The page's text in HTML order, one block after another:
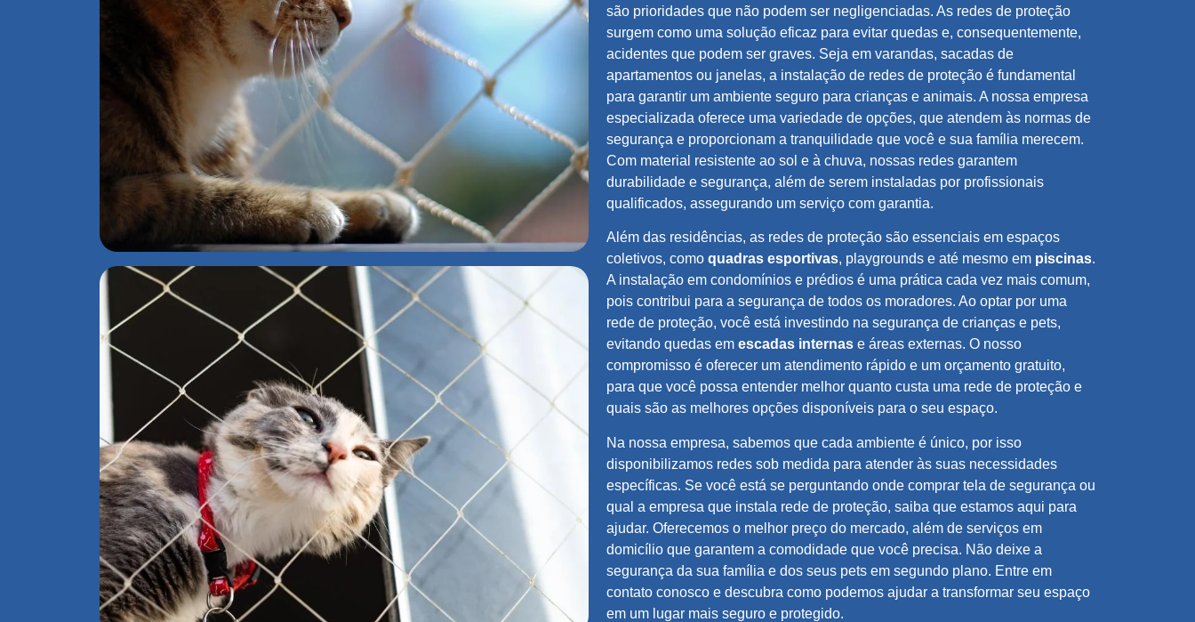
são prioridades que não podem ser negligenciadas. As redes de proteção
surgem como uma solução eficaz para evitar quedas e, consequentemente,
acidentes que podem ser graves. Seja em varandas, sacadas de
apartamentos ou janelas, a instalação de redes de proteção é fundamental
para garantir um ambiente seguro para crianças e animais. A nossa empresa
especializada oferece uma variedade de opções, que atendem às normas de
segurança e proporcionam a tranquilidade que você e sua família merecem.
Com material resistente ao sol e à chuva, nossas redes garantem
durabilidade e segurança, além de serem instaladas por profissionais
qualificados, assegurando um serviço com garantia.
Além das residências, as redes de proteção são essenciais em espaços
coletivos, como quadras esportivas, playgrounds e até mesmo em piscinas.
A instalação em condomínios e prédios é uma prática cada vez mais comum,
pois contribui para a segurança de todos os moradores. Ao optar por uma
rede de proteção, você está investindo na segurança de crianças e pets,
evitando quedas em escadas internas e áreas externas. O nosso
compromisso é oferecer um atendimento rápido e um orçamento gratuito,
para que você possa entender melhor quanto custa uma rede de proteção e
quais são as melhores opções disponíveis para o seu espaço.
Na nossa empresa, sabemos que cada ambiente é único, por isso
disponibilizamos redes sob medida para atender às suas necessidades
específicas. Se você está se perguntando onde comprar tela de segurança ou
qual a empresa que instala rede de proteção, saiba que estamos aqui para
ajudar. Oferecemos o melhor preço do mercado, além de serviços em
domicílio que garantem a comodidade que você precisa. Não deixe a
segurança da sua família e dos seus pets em segundo plano. Entre em
contato conosco e descubra como podemos ajudar a transformar seu espaço
em um lugar mais seguro e protegido.